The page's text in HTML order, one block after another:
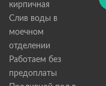
кирпичная
Слив воды в
моечном
отделении
Работаем без
предоплаты